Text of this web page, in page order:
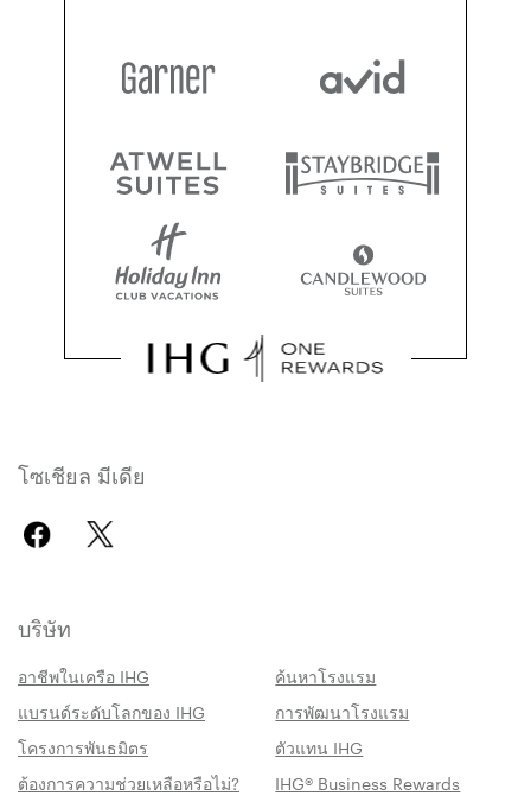
โซเชียล มีเดีย
บริษัท
อาชีพในเครือ IHG
ค้นหาโรงแรม
แบรนด์ระดับโลกของ IHG
การพัฒนาโรงแรม
โครงการพันธมิตร
ตัวแทน IHG
ต้องการความช่วยเหลือหรือไม่?
IHG® Business Rewards